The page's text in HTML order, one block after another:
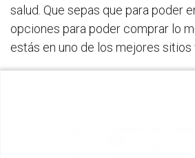
salud. Que sepas que para poder
opciones para poder comprar lo
estás en uno de los mejores sitios